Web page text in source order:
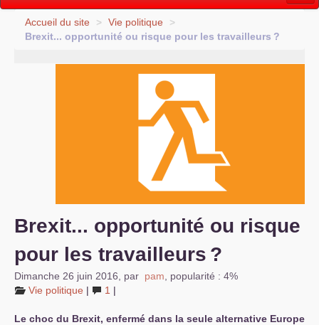
Vie politique
Accueil du site > Vie politique
>
Brexit... opportunité ou risque pour les travailleurs ?
Brexit... opportunité ou risque
pour les travailleurs ?
Dimanche 26 juin 2016 par pam
popularité : 4%
Vie politique | 1 |
Le choc du Brexit, enfermé dans la seule alternative Europe